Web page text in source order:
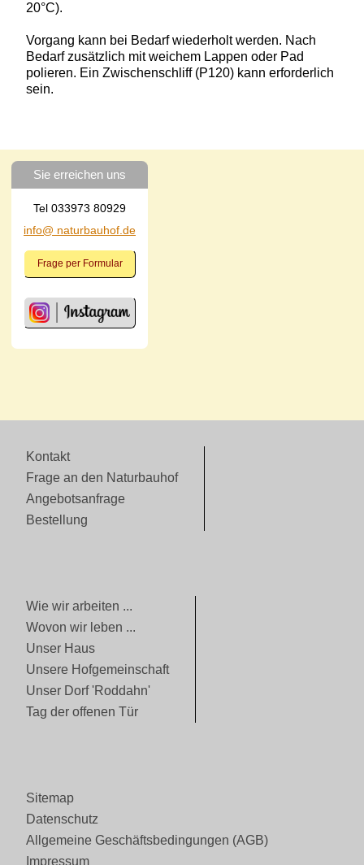
20°C).
Vorgang kann bei Bedarf wiederholt werden. Nach
Bedarf zusätzlich mit weichem Lappen oder Pad
polieren. Ein Zwischenschliff (P120) kann erforderlich
sein.
Sie erreichen uns
Tel 033973 80929
info@ naturbauhof.de
Frage per Formular
Kontakt
Frage an den Naturbauhof
Angebotsanfrage
Bestellung
Wie wir arbeiten ...
Wovon wir leben ...
Unser Haus
Unsere Hofgemeinschaft
Unser Dorf 'Roddahn'
Tag der offenen Tür
Sitemap
Datenschutz
Allgemeine Geschäftsbedingungen (AGB)
Impressum